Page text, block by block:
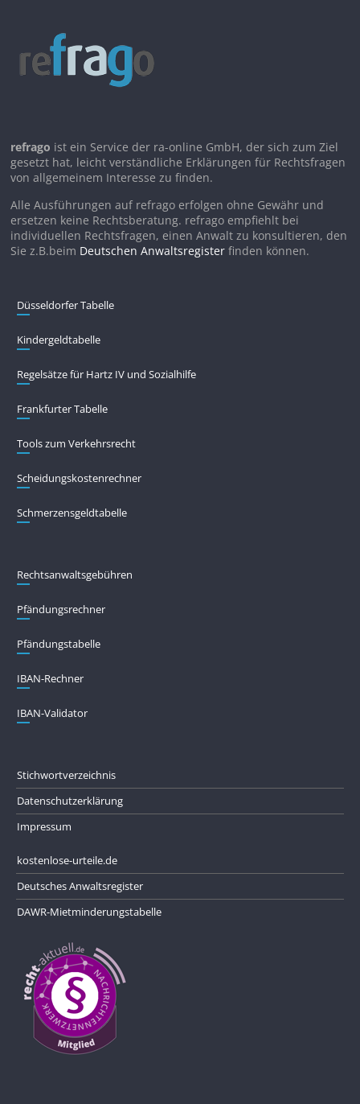
refrago ist ein Service der ra-online GmbH, der sich zum Ziel
gesetzt hat, leicht verständliche Erklärungen für Rechtsfragen
von allgemeinem Interesse zu finden.
Alle Ausführungen auf refrago erfolgen ohne Gewähr und
ersetzen keine Rechtsberatung. refrago empfiehlt bei
individuellen Rechtsfragen, einen Anwalt zu konsultieren, den
Sie z.B.beim Deutschen Anwaltsregister finden können.
Düsseldorfer Tabelle
Kindergeldtabelle
Regelsätze für Hartz IV und Sozialhilfe
Frankfurter Tabelle
Tools zum Verkehrsrecht
Scheidungskostenrechner
Schmerzensgeldtabelle
Rechtsanwaltsgebühren
Pfändungs­rechner
Pfändungs­tabelle
IBAN-Rechner
IBAN-Validator
Stichwortverzeichnis
Datenschutzerklärung
Impressum
kostenlose-urteile.de
Deutsches Anwaltsregister
DAWR-Mietminderungstabelle